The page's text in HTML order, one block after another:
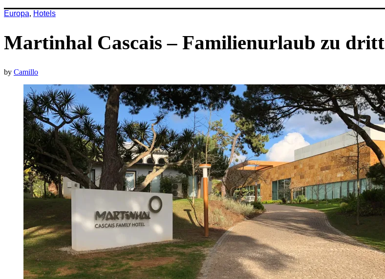
Europa, Hotels
Martinhal Cascais – Familienurlaub zu dritt
by Camillo